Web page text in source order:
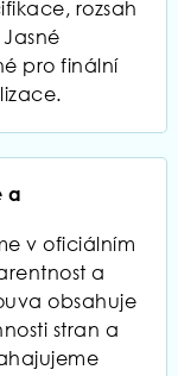
rozsah
pro finální
a
v oficiálním
a
obsahuje
stran a